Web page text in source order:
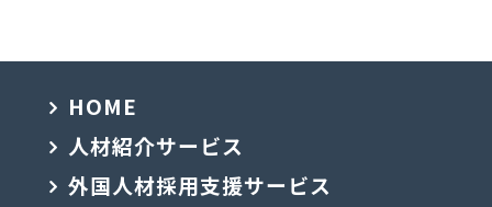
HOME
人材紹介サービス
外国人材採用支援サービス